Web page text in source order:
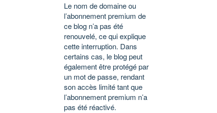
Le nom de domaine ou
l’abonnement premium de
ce blog n’a pas été
renouvelé, ce qui explique
cette interruption. Dans
certains cas, le blog peut
également être protégé par
un mot de passe, rendant
son accès limité tant que
l’abonnement premium n’a
pas été réactivé.